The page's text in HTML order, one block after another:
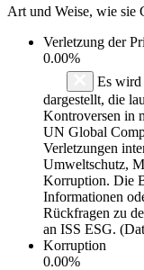
Art und Weise, wie sie
Verletzung der
0.00%
Es wird
dargestellt, die
Kontroversen in
UN Global
Verletzungen
Umweltschutz,
Korruption. Die
Informationen
Rückfragen zu
an ISS ESG.
Korruption
0.00%